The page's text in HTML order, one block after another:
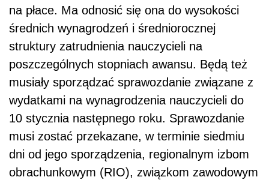
na płace. Ma odnosić się ona do wysokości
średnich wynagrodzeń i średniorocznej
struktury zatrudnienia nauczycieli na
poszczególnych stopniach awansu. Będą też
musiały sporządzać sprawozdanie związane z
wydatkami na wynagrodzenia nauczycieli do
10 stycznia następnego roku. Sprawozdanie
musi zostać przekazane, w terminie siedmiu
dni od jego sporządzenia, regionalnym izbom
obrachunkowym (RIO), związkom zawodowym